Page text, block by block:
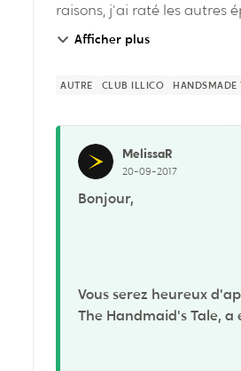
raisons, j'ai raté les autres
Afficher plus
AUTRE CLUB ILLICO HANDSMADE
MelissaR
20-09-2017
Bonjour,
Vous serez heureux
The Handmaid's Tale,